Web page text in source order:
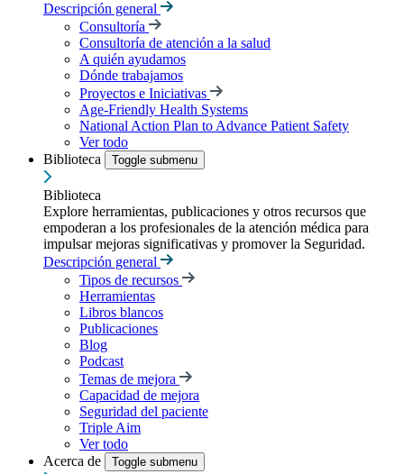
Descripción general
Consultoría
Consultoría de atención a la salud
A quién ayudamos
Dónde trabajamos
Proyectos e Iniciativas
Age-Friendly Health Systems
National Action Plan to Advance Patient Safety
Ver todo
Biblioteca
Toggle submenu
Biblioteca
Explore herramientas, publicaciones y otros recursos que
empoderan a los profesionales de la atención médica para
impulsar mejoras significativas y promover la Seguridad.
Descripción general
Tipos de recursos
Herramientas
Libros blancos
Publicaciones
Blog
Podcast
Temas de mejora
Capacidad de mejora
Seguridad del paciente
Triple Aim
Ver todo
Acerca de
Toggle submenu